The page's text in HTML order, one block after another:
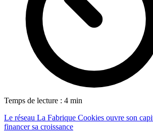
Temps de lecture : 4 min
Le réseau La Fabrique Cookies ouvre son
financer sa croissance